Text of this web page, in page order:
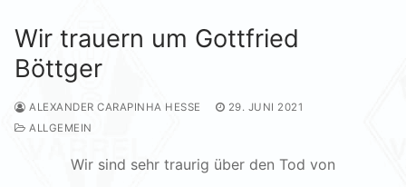
Wir trauern um Gottfried
Böttger
ALEXANDER CARAPINHA HESSE
29. JUNI 2021
ALLGEMEIN
Wir sind sehr traurig über den Tod von